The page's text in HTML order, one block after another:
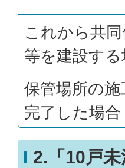
これから共
等を建設する
保管場所の施
完了した場合
2.「10戸